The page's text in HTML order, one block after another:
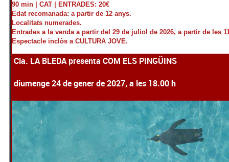
90 min | CAT |
ENTRADES: 20€
Edat recomanada: a partir de 12 anys.
Localitats numerades.
Entrades a la venda a partir del 29 de juliol de 2026, a partir de les
Espectacle inclòs a CULTURA JOVE.
Cia. LA BLEDA presenta COM ELS PINGÜINS
diumenge 24 de gener de 2027, a les 18.00 h